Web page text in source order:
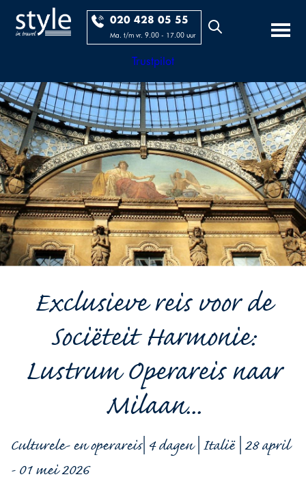
020 428 05 55
Ma. t/m vr. 9.00 - 17.00 uur
Trustpilot
Exclusieve reis voor de
Sociëteit Harmonie:
Lustrum Operareis naar
Milaan...
Culturele- en operareis| 4 dagen | Italië | 28 april
- 01 mei 2026